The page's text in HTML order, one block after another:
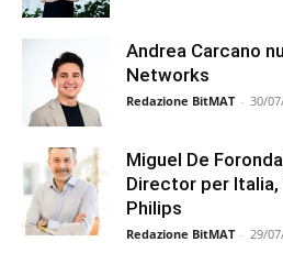
Andrea Carcano
Networks
Redazione BitMAT - 30/
Miguel De
Director per
Philips
Redazione BitMAT - 29/